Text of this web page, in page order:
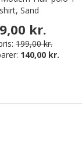
shirt, Sand
kr.
199,00 kr.
140,00 kr.